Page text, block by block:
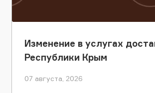
Изменение в услугах
Республики Крым
07 августа, 2026